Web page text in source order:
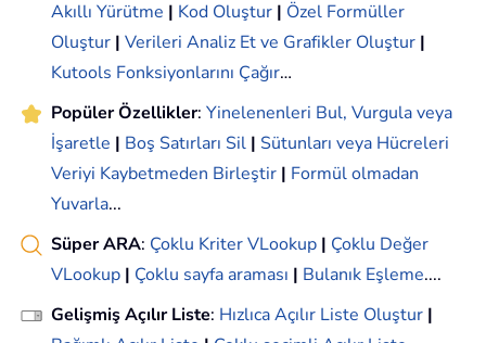
Akıllı Yürütme | Kod Oluştur | Özel Formüller
Oluştur | Verileri Analiz Et ve Grafikler Oluştur |
Kutools Fonksiyonlarını Çağır…
Popüler Özellikler: Yinelenenleri Bul, Vurgula veya
İşaretle | Boş Satırları Sil | Sütunları veya Hücreleri
Veriyi Kaybetmeden Birleştir | Formül olmadan
Yuvarla...
Süper ARA: Çoklu Kriter VLookup | Çoklu Değer
VLookup | Çoklu sayfa araması | Bulanık Eşleme....
Gelişmiş Açılır Liste: Hızlıca Açılır Liste Oluştur |